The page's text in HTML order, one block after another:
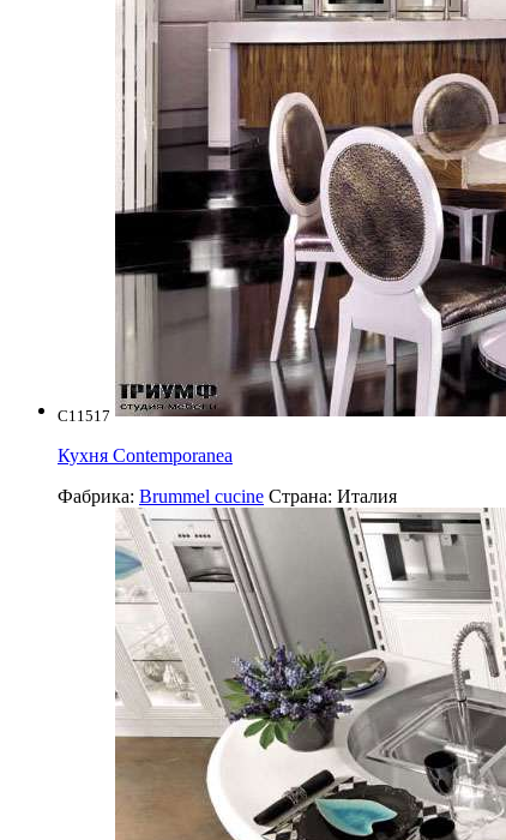
C11517
Кухня Contemporanea
Фабрика: Brummel cucine Страна: Италия